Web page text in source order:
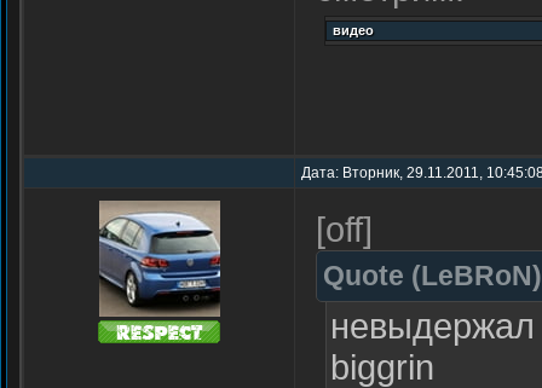
Дата: Вторник, 29.11.2011,
[off]
Quote (LeBRoN)
невыдержал
biggrin